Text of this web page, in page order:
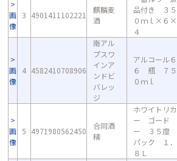
画
像
3 4901411102221
麒麟麦
酒
品付き ３５
０ｍｌ×６×
４
画
像
4 4582410708906
南アル
プスワ
インア
ンドビ
バレッ
ジ
アルコール６
６ 瓶 ７５
０ｍｌ
画
像
5 4971980562450
合同酒
精
ホワイトリカ
ー ゴード
ー ３５度
パック １．
８Ｌ